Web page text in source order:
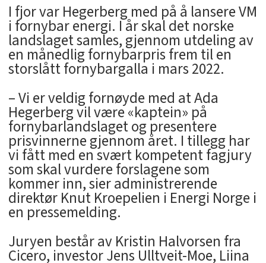
I fjor var Hegerberg med på å lansere VM
i fornybar energi. I år skal det norske
landslaget samles, gjennom utdeling av
en månedlig fornybarpris frem til en
storslått fornybargalla i mars 2022.
– Vi er veldig fornøyde med at Ada
Hegerberg vil være «kaptein» på
fornybarlandslaget og presentere
prisvinnerne gjennom året. I tillegg har
vi fått med en svært kompetent fagjury
som skal vurdere forslagene som
kommer inn, sier administrerende
direktør Knut Kroepelien i Energi Norge i
en pressemelding.
Juryen består av Kristin Halvorsen fra
Cicero, investor Jens Ulltveit-Moe, Liina